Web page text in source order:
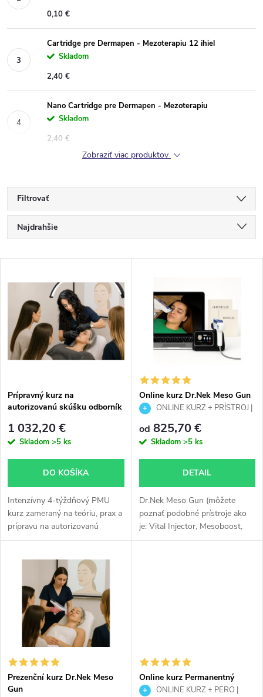
0,10 €
Cartridge pre Dermapen - Mezoterapiu 12 ihiel
Skladom
2,40 €
Nano Cartridge pre Dermapen - Mezoterapiu
Skladom
2,40 €
Zobraziť viac produktov
Filtrovať
R
a
d
e
n
e
p
r
o
d
v
Najdrahšie
Abecedne
p
i
s
p
r
d
u
v
Prípravný kurz na
autorizovanú skúšku odborník
vrátane tetovacieho pera a
príslušenstva
1 032,20 €
Skladom >5 ks
DO KOŠÍKA
Intenzívny 4-týždňový PMU
kurz zameraný na teóriu, prax a
prípravu na autorizovanú
skúšku. ✔ Obočie, pery aj linky
modelkách ✔ PMU vybavenie v
Online kurz Dr.Nek Meso Gun
včetně příslušenství
ONLINE KURZ + PRÍSTROJ |
Meso Gun | Mezoterapia &
rádiofrekvencia
od 825,70 €
Skladom >5 ks
DETAIL
Dr.Nek Meso Gun (môžete
poznať podobné prístroje ako
je: Vital Injector, Mesoboost,
Skinbooster, Mesojet Gun) je
Prezenční kurz Dr.Nek Meso
Gun
Online kurz Permanentný
make-up púdrového obočia s
ONLINE KURZ + PERO |